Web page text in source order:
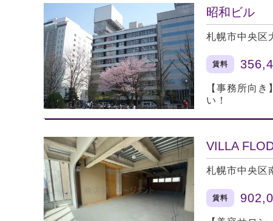
昭和ビル
札幌市中央区
賃料
【事務所向
い！
VILLA
札幌市中央区
賃料